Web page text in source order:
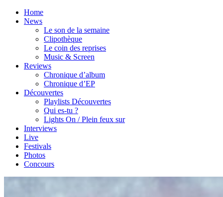
Home
News
Le son de la semaine
Clipothèque
Le coin des reprises
Music & Screen
Reviews
Chronique d’album
Chronique d’EP
Découvertes
Playlists Découvertes
Qui es-tu ?
Lights On / Plein feux sur
Interviews
Live
Festivals
Photos
Concours